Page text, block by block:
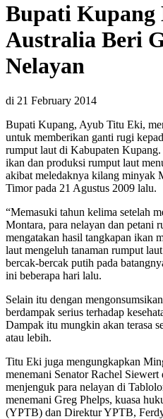
Bupati Kupang
Australia Beri
Nelayan
di 21 February 2014
Bupati Kupang, Ayub Titu Eki,
untuk memberikan ganti rugi
rumput laut di Kabupaten
ikan dan produksi rumput laut
akibat meledaknya kilang minyak
Timor pada 21 Agustus 2009 lalu.
“Memasuki tahun kelima setelah
Montara, para nelayan dan petani
mengatakan hasil tangkapan ikan
laut mengeluh tanaman rumput
bercak-bercak putih pada
ini beberapa hari lalu.
Selain itu dengan
berdampak serius terhadap
Dampak itu mungkin akan terasa
atau lebih.
Titu Eki juga mengungkapkan
menemani Senator Rachel
menjenguk para nelayan di
menemani Greg Phelps, kuasa
(YPTB) dan Direktur YPTB,